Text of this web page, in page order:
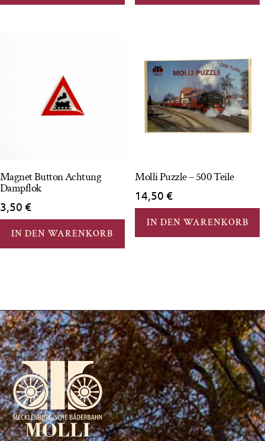
Magnet Button Achtung
Dampflok
3,50 €
IN DEN WARENKORB
Molli Puzzle – 500 Teile
14,50€
IN DEN WARENKORB